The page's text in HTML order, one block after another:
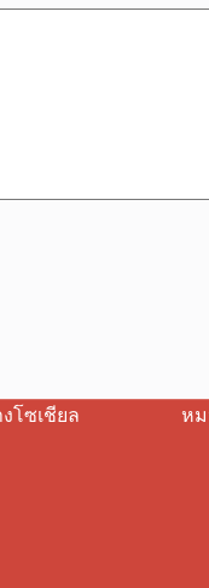
โซเชียล ห